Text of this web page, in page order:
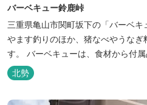
バーベキュー鈴鹿峠
三重県亀山市関町坂下の「バーベ
やます釣りのほか、猪なべやうなぎ
す。 バーベキューは、食材から付属品まで全て揃っていますので手
ぶらで楽しむ事ができますよ！釣り
場で味わえる「マス釣り」も人気です。 宿泊施設も完備し
北勢